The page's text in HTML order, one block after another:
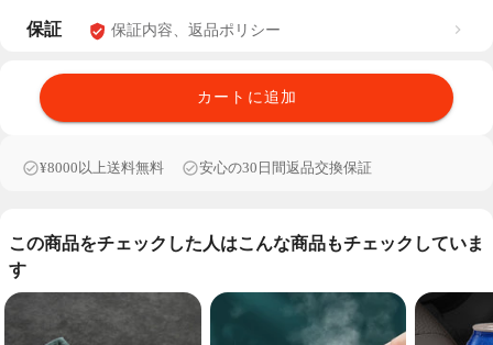
保証 保証内容、返品ポリシー
カートに追加
¥8000以上送料無料 安心の30日間返品交換保証
この商品をチェックした人はこんな商品もチェックしていま
す